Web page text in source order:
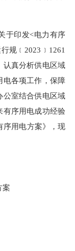
印发<电力有序
规﹝2023﹞1261
认真分析供电区域
电各项工作，保障
公室结合供电区域
有序用电成功经验
序用电方案》，现
案